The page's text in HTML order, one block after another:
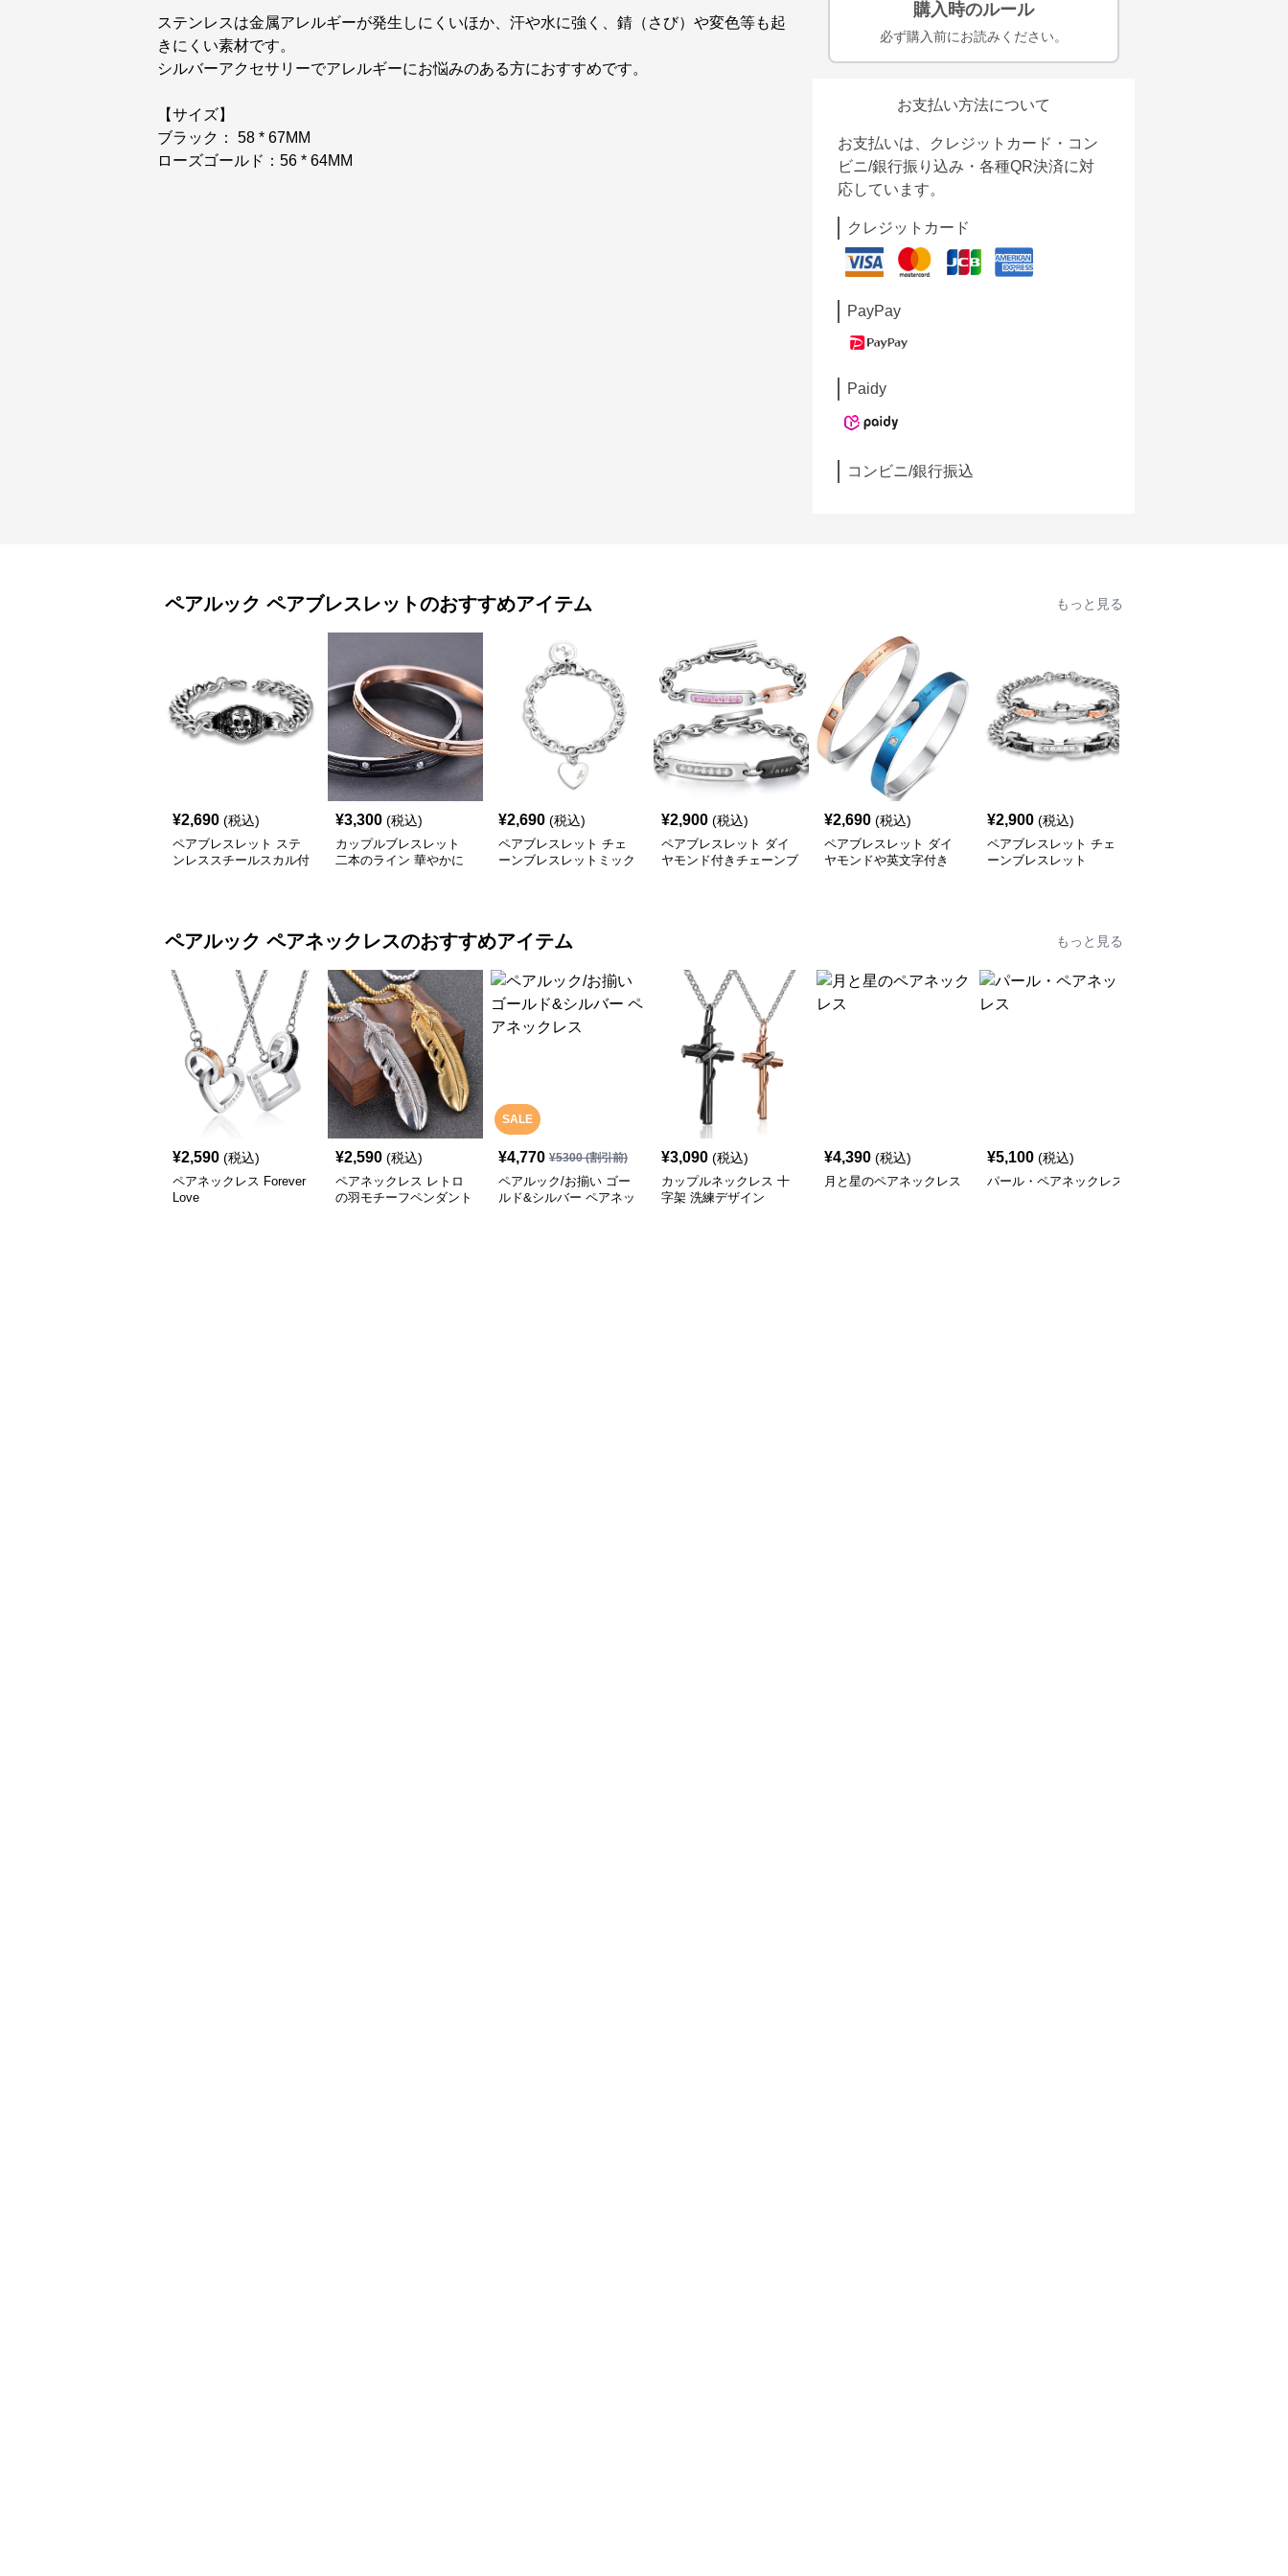
ステンレスは金属アレルギーが発生しにくいほか、汗や水に強く、錆（さび）や変色等も起
きにくい素材です。
シルバーアクセサリーでアレルギーにお悩みのある方におすすめです。
【サイズ】
ブラック： 58 * 67MM
ローズゴールド：56 * 64MM
購入時のルール
必ず購入前にお読みください。
お支払い方法について
お支払いは、クレジットカード・コン
ビニ/銀行振り込み・各種QR決済に対
応しています。
クレジットカード
PayPay
Paidy
コンビニ/銀行振込
ペアルック ペアブレスレットのおすすめアイテム もっと見る
¥2,690 (税込)
ペアブレスレット ステ
ンレススチールスカル付
¥3,300 (税込)
カップルブレスレット
二本のライン 華やかに
¥2,690 (税込)
ペアブレスレット チェ
ーンブレスレットミック
¥2,900 (税込)
ペアブレスレット ダイ
ヤモンド付きチェーンブ
¥2,690 (税込)
ペアブレスレット ダイ
ヤモンドや英文字付き
¥2,900 (税込)
ペアブレスレット チェ
ーンブレスレット
ペアルック ペアネックレスのおすすめアイテム もっと見る
¥2,590 (税込)
ペアネックレス Forever
Love
¥2,590 (税込)
ペアネックレス レトロ
の羽モチーフペンダント
SALE
¥4,770 ¥5300(割引前)
ペアルック/お揃い ゴー
ルド&シルバー ペアネッ
¥3,090 (税込)
カップルネックレス 十
字架 洗練デザイン
¥4,390 (税込)
月と星のペアネックレス
¥5,100 (税込)
パール・ペアネックレス